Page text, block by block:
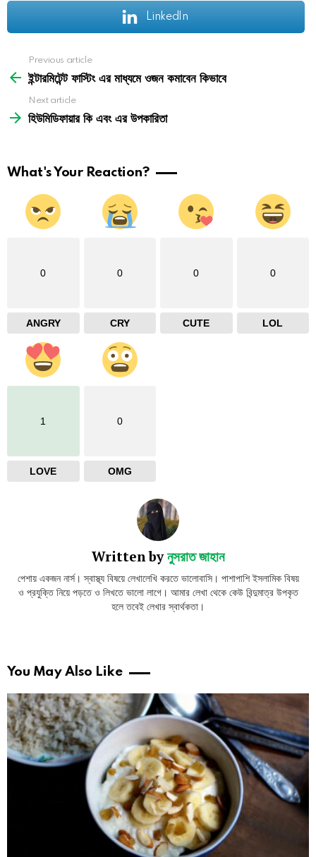
LinkedIn
more
Previous article
ইন্টারমিটেন্টফাস্টিংএর মাধ্যমে ওজন কমাবেন কিভাবে
Next article
হিউমিডিফায়ার কি এবং এর উপকারিতা
What's Your Reaction?
0
ANGRY
0
CRY
0
CUTE
0
LOL
1
LOVE
0
OMG
Written byনুসরাত জাহান
পেশায় একজন নার্স। স্বাস্থ্য বিষয়ে লেখালেখি করতে ভালোবাসি। পাশাপাশি ইসলামিক বিষয়
ও প্রযুক্তি নিয়ে পড়তে ও লিখতে ভালো লাগে। আমার লেখা থেকে কেউ বিন্দুমাত্র উপকৃত
হলে তবেই লেখার স্বার্থকতা।
You May Also Like